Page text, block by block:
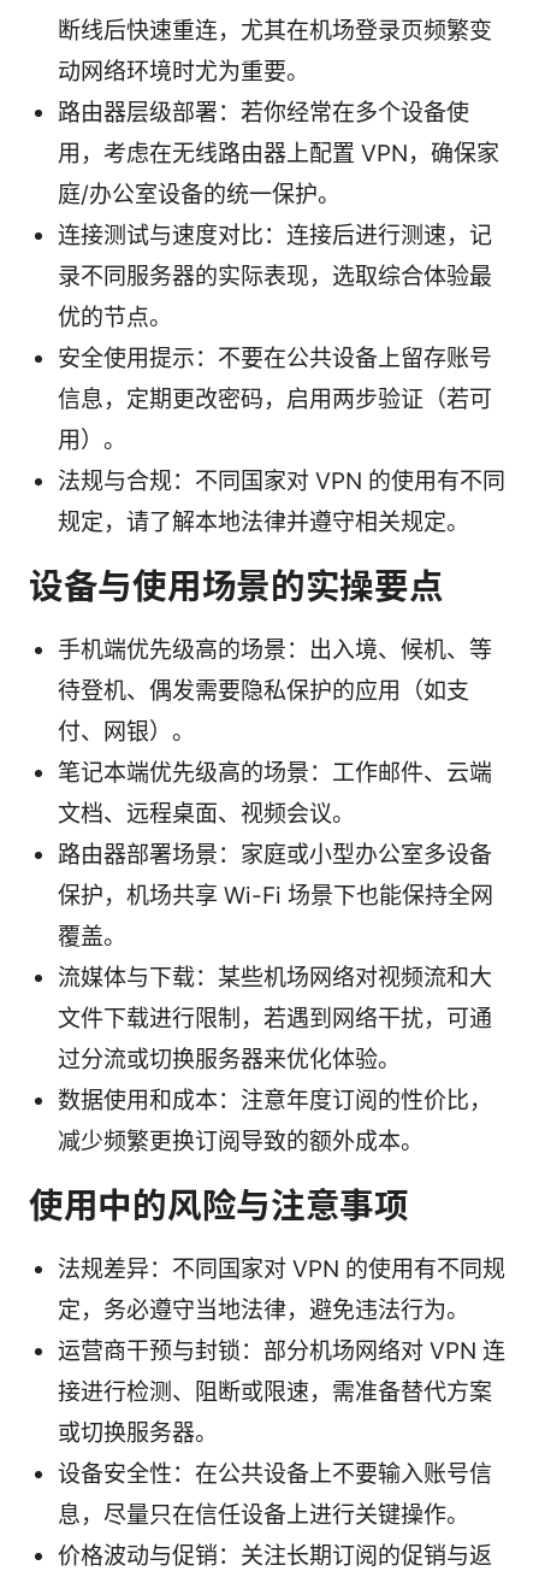
断线后快速重连，尤其在机场登录页频繁变
动网络环境时尤为重要。
路由器层级部署：若你经常在多个设备使
用，考虑在无线路由器上配置 VPN，确保家
庭/办公室设备的统一保护。
连接测试与速度对比：连接后进行测速，记
录不同服务器的实际表现，选取综合体验最
优的节点。
安全使用提示：不要在公共设备上留存账号
信息，定期更改密码，启用两步验证（若可
用）。
法规与合规：不同国家对 VPN 的使用有不同
规定，请了解本地法律并遵守相关规定。
设备与使用场景的实操要点
手机端优先级高的场景：出入境、候机、等
待登机、偶发需要隐私保护的应用（如支
付、网银）。
笔记本端优先级高的场景：工作邮件、云端
文档、远程桌面、视频会议。
路由器部署场景：家庭或小型办公室多设备
保护，机场共享 Wi-Fi 场景下也能保持全网
覆盖。
流媒体与下载：某些机场网络对视频流和大
文件下载进行限制，若遇到网络干扰，可通
过分流或切换服务器来优化体验。
数据使用和成本：注意年度订阅的性价比，
减少频繁更换订阅导致的额外成本。
使用中的风险与注意事项
法规差异：不同国家对 VPN 的使用有不同规
定，务必遵守当地法律，避免违法行为。
运营商干预与封锁：部分机场网络对 VPN 连
接进行检测、阻断或限速，需准备替代方案
或切换服务器。
设备安全性：在公共设备上不要输入账号信
息，尽量只在信任设备上进行关键操作。
价格波动与促销：关注长期订阅的促销与返